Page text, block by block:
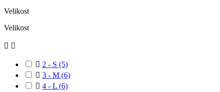
Velikost
Velikost
 
 2 - S (5)
 3 - M (6)
 4 - L (6)